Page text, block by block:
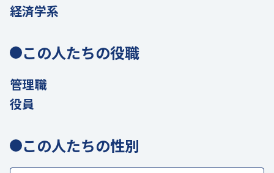
経済学系
この人たちの役職
管理職
役員
この人たちの性別